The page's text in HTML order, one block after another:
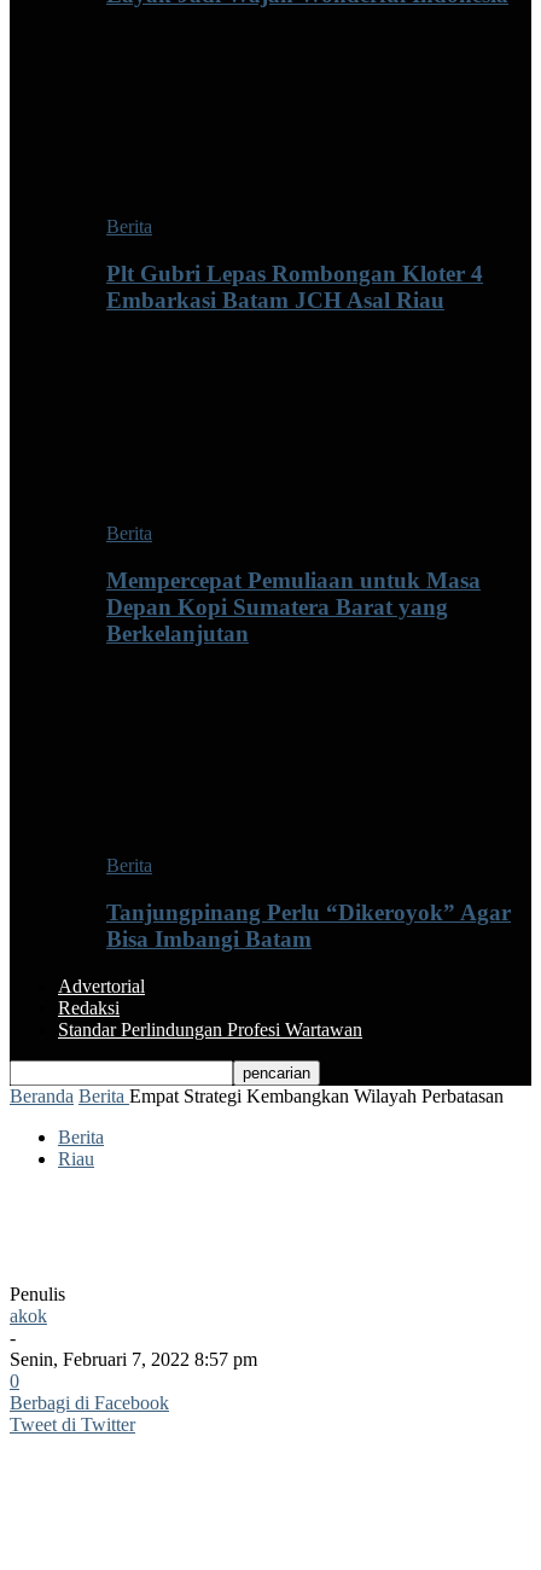
Berita
Plt Gubri Lepas Rombongan Kloter 4
Embarkasi Batam JCH Asal Riau
Berita
Mempercepat Pemuliaan untuk Masa
Depan Kopi Sumatera Barat yang
Berkelanjutan
Berita
Tanjungpinang Perlu “Dikeroyok” Agar
Bisa Imbangi Batam
Advertorial
Redaksi
Standar Perlindungan Profesi Wartawan
Beranda Berita Empat Strategi Kembangkan Wilayah Perbatasan
Berita
Riau
Penulis
akok
-
Senin, Februari 7, 2022 8:57 pm
0
Berbagi di Facebook
Tweet di Twitter